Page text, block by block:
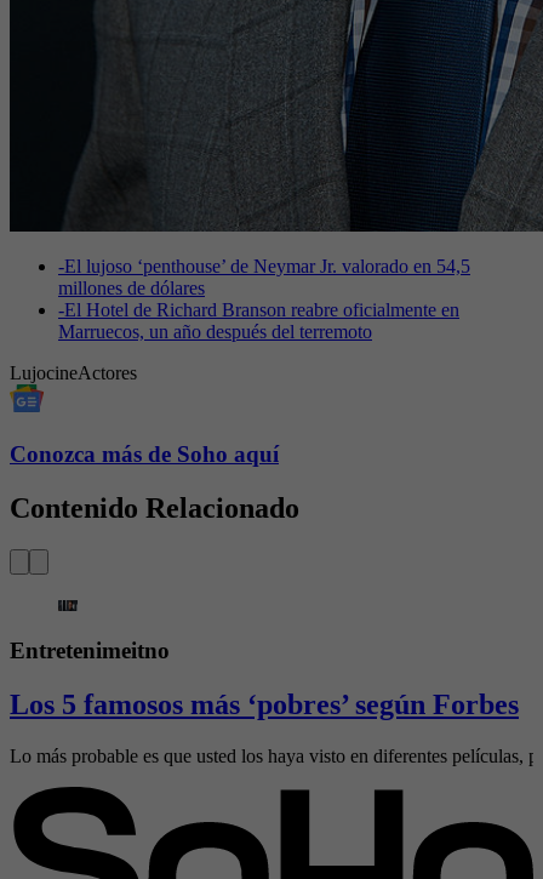
-El lujoso ‘penthouse’ de Neymar Jr. valorado en 54,5
millones de dólares
-El Hotel de Richard Branson reabre oficialmente en
Marruecos, un año después del terremoto
LujocineActores
Conozca más de Soho aquí
Contenido Relacionado
Entretenimeitno
Los 5 famosos más ‘pobres’ según Forbes
Lo más probable es que usted los haya visto en diferentes películas,